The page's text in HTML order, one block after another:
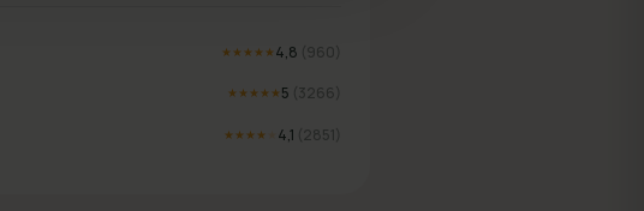
★★★★★ 4,8 (960
★★★★★ 5 (3266
★★★★ 4,1 (2851